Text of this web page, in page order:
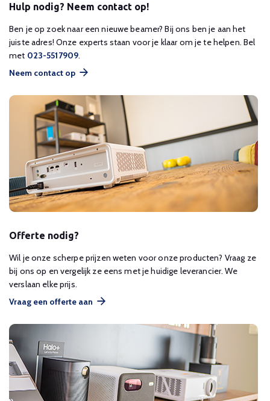
Hulp nodig? Neem contact op!
Ben je op zoek naar een nieuwe beamer? Bij ons ben je aan het
juiste adres! Onze experts staan voor je klaar om je te helpen. Bel
met 023-5517909.
Neem contact op
Offerte nodig?
Wil je onze scherpe prijzen weten voor onze producten? Vraag ze
bij ons op en vergelijk ze eens met je huidige leverancier. We
verslaan elke prijs.
Vraag een offerte aan